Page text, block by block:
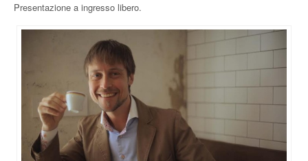
Presentazione a ingresso libero.